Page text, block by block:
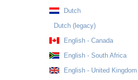
Dutch
Dutch (legacy)
English - Canada
English - South Africa
English - United Kingdom